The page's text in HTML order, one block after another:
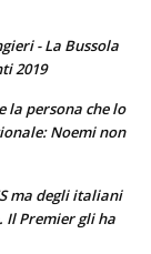
- La Bussola
2019
la persona che lo
Noemi non
ma degli italiani
Il Premier gli ha